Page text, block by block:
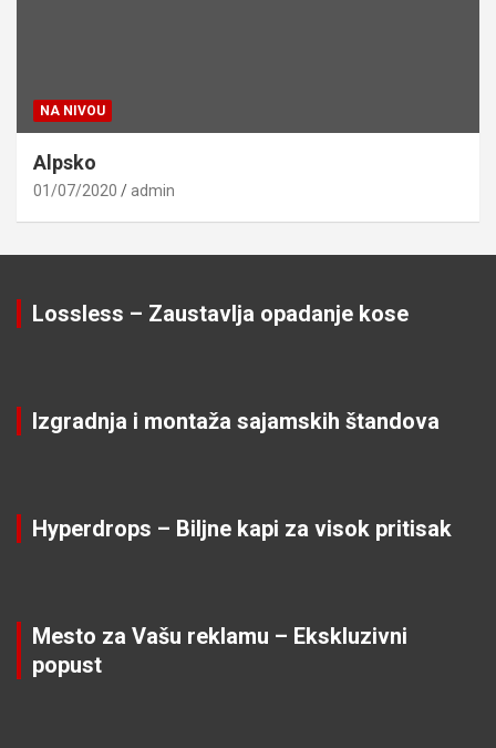
NA NIVOU
Alpsko
01/07/2020 admin
Lossless – Zaustavlja opadanje kose
Izgradnja i montaža sajamskih štandova
Hyperdrops – Biljne kapi za visok pritisak
Mesto za Vašu reklamu – Ekskluzivni
popust